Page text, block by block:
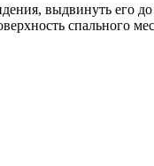
выдвинуть его
спального